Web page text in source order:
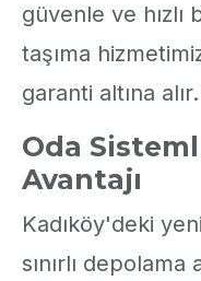
güvenle ve hızlı
taşıma
garanti altına alır.
Oda
Avantajı
Kadıköy'deki
sınırlı depolama